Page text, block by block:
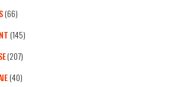
(66)
(145)
(207)
(40)